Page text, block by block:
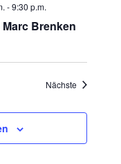
Brenken
-9:30 p.m.
Nächste